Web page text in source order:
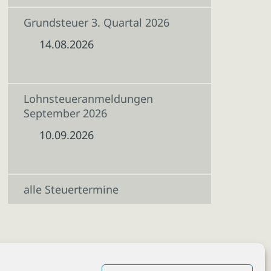
Grundsteuer 3. Quartal 2026
14.08.2026
Lohnsteueranmeldungen
September 2026
10.09.2026
alle Steuertermine